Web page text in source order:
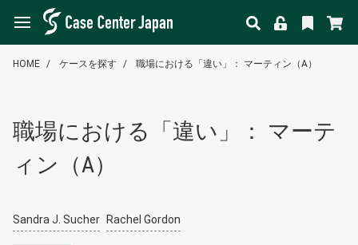
HOME ケースを探す 職場における「違い」： マーティン（A）
職場における「違い」： マーテ
ィン（A）
Sandra J. Sucher Rachel Gordon